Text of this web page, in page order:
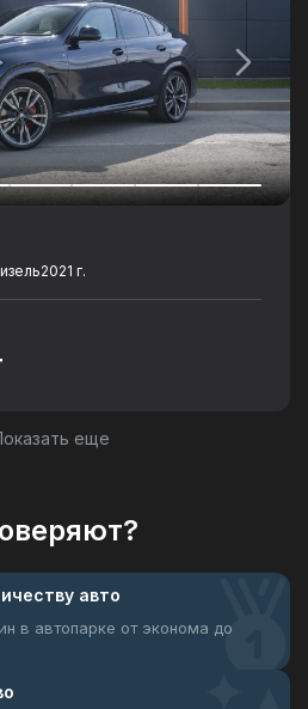
2021 г.
еще
авто
в автопарке от эконома до